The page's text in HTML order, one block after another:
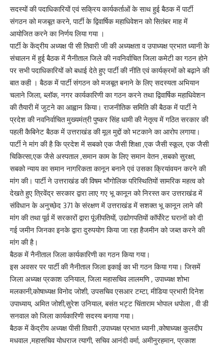
सदस्यों की पदाधिकारियों एवं सक्रिय कार्यकर्ताओं के साथ हुई बैठक में पार्टी
संगठन को मजबूत करने, पार्टी के द्विवार्षिक महाधिवेशन को सितंबर माह में
आयोजित करने का निर्णय लिया गया ।
पार्टी के केंद्रीय अध्यक्ष पी सी तिवारी जी की अध्यक्षता व उपाध्यक्ष प्रभात ध्यानी के
संचालन में हुई बैठक में नैनीताल जिले की नवनिर्वाचित जिला कमेटी का गठन होने
पर सभी पदाधिकारियों को बधाई देते हुए पार्टी की नीति एवं कार्यक्रमों को बढ़ाने की
बात कही । बैठक में पार्टी संगठन को मजबूत बनाने के लिए सदस्यता अभियान
चलाने जिला, ब्लॉक, नगर कार्यकारिणी का गठन करने तथा द्विवार्षिक महाधिवेशन
की तैयारी में जुटने का आह्वान किया। राजनीतिक समिति की बैठक में पार्टी ने
प्रदेश की नवनिर्वाचित मुख्यमंत्री पुष्कर सिंह धामी की नेतृत्व में गठित सरकार की
पहली कैबिनेट बैठक में उत्तराखंड की मूल मुद्दों को भटकाने का आरोप लगाया।
पार्टी ने मांग की है कि प्रदेश में सबको एक जैसी शिक्षा ,एक जैसी स्कूल, एक जैसी
चिकित्सा,एक जैसे अस्पताल ,समान काम के लिए समान वेतन ,सबको सुरक्षा,
सबको न्याय का समान नागरिकता कानून बनाने एवं उसका क्रियांवयन करने की
मांग की। पार्टी ने उत्तराखंड की विषम भौगोलिक परिस्थितियों सामरिक महत्व को
देखते हुए त्रिवेंद्र सरकार द्वारा लाए गए भू कानून को निरस्त कर उत्तराखंड में
संविधान के अनुच्छेद 371 के संरक्षण में उत्तराखंड में सशक्त भू कानून लाने की
मांग की तथा पूर्व में सरकारों द्वारा पूंजीपतियों, उद्योगपतियों कॉर्पोरेट घरानों को दी
गई जमीन जिनका इनके द्वारा दुरुपयोग किया जा रहा हैजमीन को जब्त करने की
मांग की है।
बैठक में नैनीताल जिला कार्यकारिणी का गठन किया गया।
इस अवसर पर पार्टी की नैनीताल जिला इकाई का भी गठन किया गया। जिसमें
जिला अध्यक्ष प्रकाश उनियाल, जिला महासचिव लालमणि , उपाध्यक्ष शोभा
मलकानी,कोषाध्यक्ष विनोद जोशी, उपसचिव एसआर टम्टा, मीडिया प्रभारी दिनेश
उपाध्याय, अमित जोशी,सुरेश उनियाल, बसंत भट्ट चिंताराम भोपाल धपोला , वी डी
सनवाल को जिला कार्यकारिणी सदस्य बनाया गया।
बैठक में केंद्रीय अध्यक्ष पीसी तिवारी ,उपाध्यक्ष प्रभात ध्यानी ,कोषाध्यक्ष कुलदीप
मधवाल ,महासचिव योधराज त्यागी, सचिव आनंदी वर्मा, अमीनुरहमान, प्रकाश